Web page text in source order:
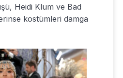
Heidi Klum ve Bad
kostümleri damga